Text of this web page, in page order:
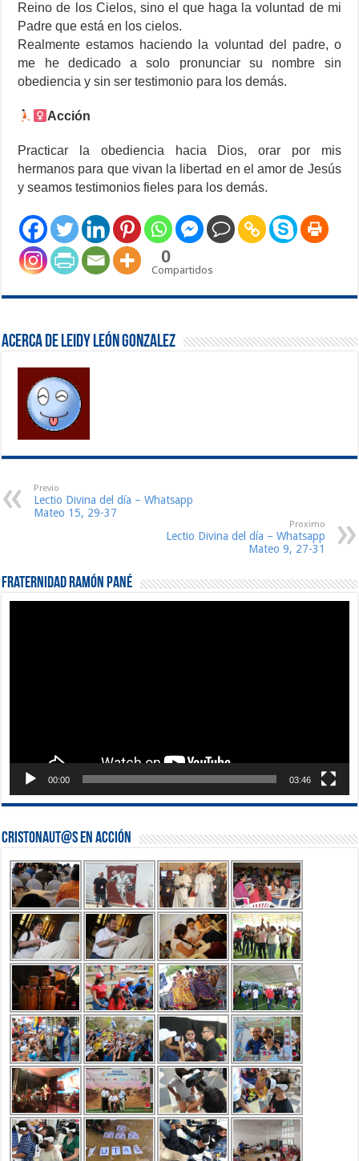
Reino de los Cielos, sino el que haga la voluntad de mi
Padre que está en los cielos.
Realmente estamos haciendo la voluntad del padre, o
me he dedicado a solo pronunciar su nombre sin
obediencia y sin ser testimonio para los demás.
Acción
Practicar la obediencia hacia Dios, orar por mis
hermanos para que vivan la libertad en el amor de Jesús
y seamos testimonios fieles para los demás.
0
Compartidos
Acerca de Leidy León Gonzalez
Previo
Lectio Divina del día – Whatsapp
Mateo 15, 29-37
Proximo
Lectio Divina del día – Whatsapp
Mateo 9, 27-31
Fraternidad Ramón Pané
00:00 03:46
Cristonaut@s en Acción